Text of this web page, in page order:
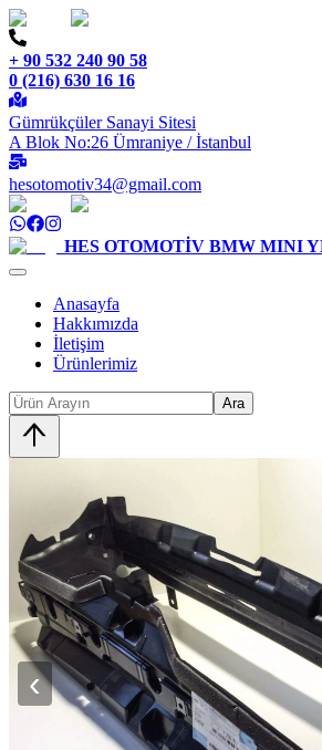
+ 90 532 240 90 58
0 (216) 630 16 16
Gümrükçüler Sanayi Sitesi
A Blok No:26 Ümraniye / İstanbul
hesotomotiv34@gmail.com
HES OTOMOTİV BMW MINI
Anasayfa
Hakkımızda
İletişim
Ürünlerimiz
Ara
‹